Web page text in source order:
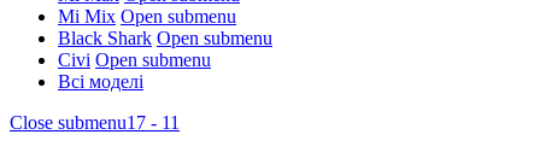
Mi Mix Open submenu
Black Shark Open submenu
Civi Open submenu
Всі моделі
Close submenu17 - 11